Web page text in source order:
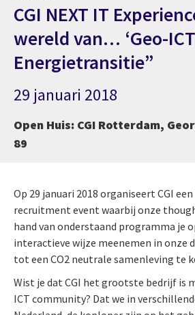
CGI NEXT IT
wereld van… ‘Geo-
Energietransitie”
29 januari 2018
Open Huis: CGI Rotterdam,
89
Op 29 januari 2018 organiseert CGI
recruitment event waarbij onze
hand van onderstaand programma je
interactieve wijze meenemen in onze
tot een CO2 neutrale samenleving te
Wist je dat CGI het grootste bedrijf is
ICT community? Dat we in